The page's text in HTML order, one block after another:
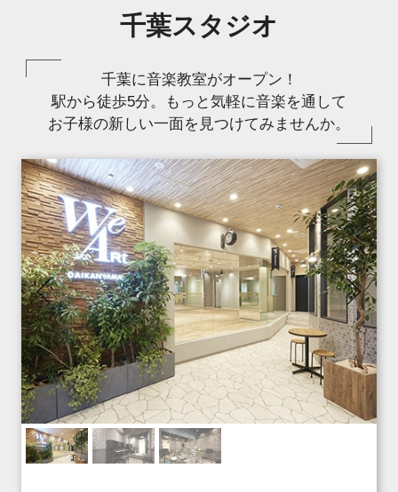
千葉スタジオ
千葉に音楽教室がオープン！
駅から徒歩5分。もっと気軽に音楽を通して
お子様の新しい一面を見つけてみませんか。